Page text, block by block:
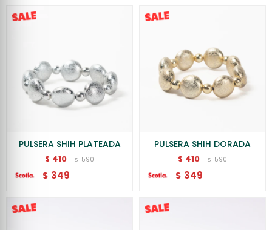
PULSERA SHIH PLATEADA
$ 410 $ 590
$ 349
PULSERA SHIH DORADA
$ 410 $ 590
$ 349